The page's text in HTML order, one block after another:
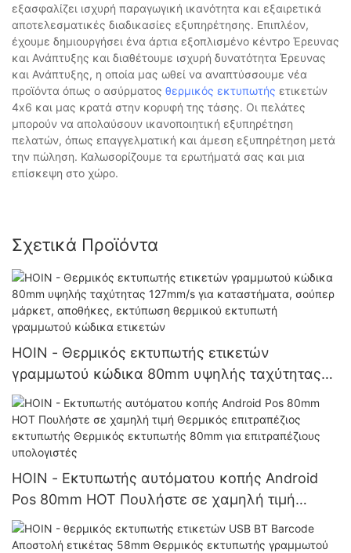
εξασφαλίζει ισχυρή παραγωγική ικανότητα και εξαιρετικά
αποτελεσματικές διαδικασίες εξυπηρέτησης. Επιπλέον,
έχουμε δημιουργήσει ένα άρτια εξοπλισμένο κέντρο Έρευνας
και Ανάπτυξης και διαθέτουμε ισχυρή δυνατότητα Έρευνας
και Ανάπτυξης, η οποία μας ωθεί να αναπτύσσουμε νέα
προϊόντα όπως ο ασύρματος θερμικός εκτυπωτής ετικετών
4x6 και μας κρατά στην κορυφή της τάσης. Οι πελάτες
μπορούν να απολαύσουν ικανοποιητική εξυπηρέτηση
πελατών, όπως επαγγελματική και άμεση εξυπηρέτηση μετά
την πώληση. Καλωσορίζουμε τα ερωτήματά σας και μια
επίσκεψη στο χώρο.
Σχετικά Προϊόντα
HOIN - Θερμικός εκτυπωτής ετικετών
γραμμωτού κώδικα 80mm υψηλής ταχύτητας
127mm/s για καταστήματα, σούπερ μάρκετ,
αποθήκες, εκτύπωση θερμικού εκτυπωτή
γραμμωτού κώδικα ετικετών
HOIN - Εκτυπωτής αυτόματου κοπής Android
Pos 80mm HOT Πουλήστε σε χαμηλή τιμή
Θερμικός επιτραπέζιος εκτυπωτής Θερμικός
εκτυπωτής 80mm για επιτραπέζιους